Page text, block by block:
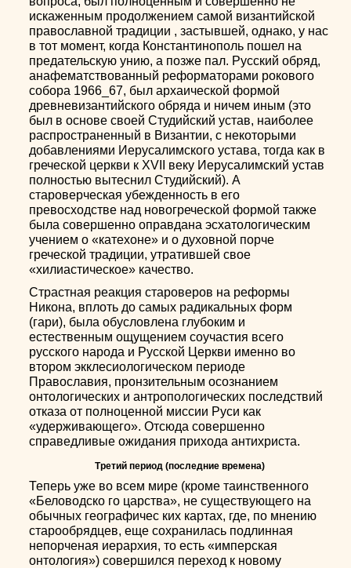
искаженным продолжением самой византийской
православной традиции , застывшей, однако, у нас
в тот момент, когда Константинополь пошел на
предательскую унию, а позже пал. Русский обряд,
анафематствованный реформаторами рокового
собора 1966_67, был архаической формой
древневизантийского обряда и ничем иным (это
был в основе своей Студийский устав, наиболее
распространенный в Византии, с некоторыми
добавлениями Иерусалимского устава, тогда как в
греческой церкви к XVII веку Иерусалимский устав
полностью вытеснил Студийский). А
староверческая убежденность в его
превосходстве над новогреческой формой также
была совершенно оправдана эсхатологическим
учением о «катехоне» и о духовной порче
греческой традиции, утратившей свое
«хилиастическое» качество.
Страстная реакция староверов на реформы
Никона, вплоть до самых радикальных форм
(гари), была обусловлена глубоким и
естественным ощущением соучастия всего
русского народа и Русской Церкви именно во
втором экклесиологическом периоде
Православия, пронзительным осознанием
онтологических и антропологических последствий
отказа от полноценной миссии Руси как
«удерживающего». Отсюда совершенно
справедливые ожидания прихода антихриста.
Третий период (последние времена)
Теперь уже во всем мире (кроме таинственного
«Беловодско го царства», не существующего на
обычных географичес ких картах, где, по мнению
старообрядцев, еще сохранилась подлинная
непорченая иерархия, то есть «имперская
онтология») совершился переход к новому